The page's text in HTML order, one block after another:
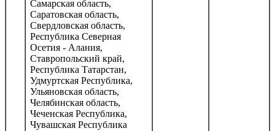
Самарская область,
Саратовская область,
Свердловская область,
Республика Северная
Осетия - Алания,
Ставропольский край,
Республика Татарстан,
Удмуртская Республика,
Ульяновская область,
Челябинская область,
Чеченская Республика,
Чувашская Республика